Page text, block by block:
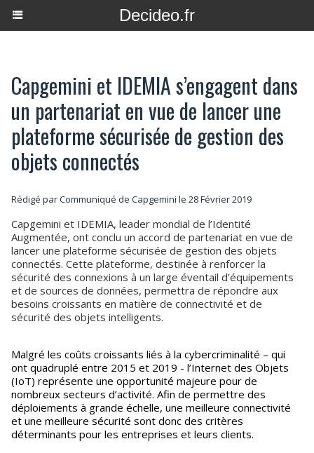
Decideo.fr
Capgemini et IDEMIA s’engagent dans
un partenariat en vue de lancer une
plateforme sécurisée de gestion des
objets connectés
Rédigé par Communiqué de Capgemini le 28 Février 2019
Capgemini et IDEMIA, leader mondial de l’Identité
Augmentée, ont conclu un accord de partenariat en vue de
lancer une plateforme sécurisée de gestion des objets
connectés. Cette plateforme, destinée à renforcer la
sécurité des connexions à un large éventail d’équipements
et de sources de données, permettra de répondre aux
besoins croissants en matière de connectivité et de
sécurité des objets intelligents.
Malgré les coûts croissants liés à la cybercriminalité – qui
ont quadruplé entre 2015 et 2019 - l’Internet des Objets
(IoT) représente une opportunité majeure pour de
nombreux secteurs d’activité. Afin de permettre des
déploiements à grande échelle, une meilleure connectivité
et une meilleure sécurité sont donc des critères
déterminants pour les entreprises et leurs clients.